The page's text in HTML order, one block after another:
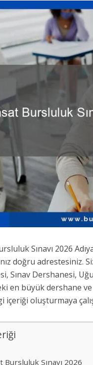
Sınavı 2026
doğru adrestesiniz.
Sınav Dershanesi,
en büyük dershane ve
içeriği oluşturmaya
Bursluluk Sınavı 2026